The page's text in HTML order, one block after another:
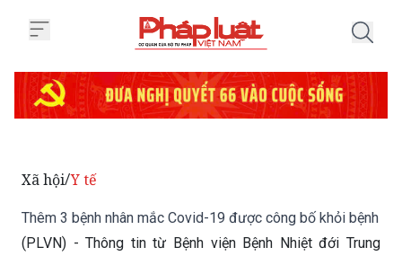
Thêm 3 bệnh nhân mắc Covid-19 được công bố khỏi bệnh
ương, sáng nay (16/7), 03 bệnh nhân mắc Covid-19 đang
điều trị tại Bệnh viện Bệnh Nhiệt đới Trung ương được